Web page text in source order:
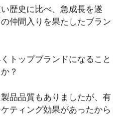
歴史に比べ、急成長を遂
仲間入りを果たしたブラン
トップブランドになること
？
品品質もありましたが、有
ティング効果があったから